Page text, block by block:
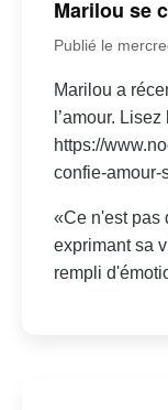
Marilou se
Publié le
Marilou a
l’amour.
https://
confie-amour-
«Ce n'est pas
exprimant sa
rempli